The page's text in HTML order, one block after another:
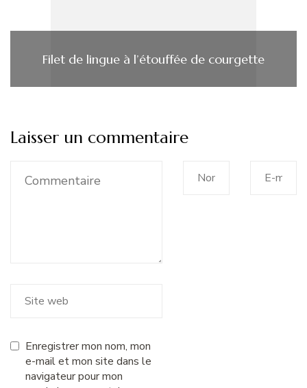
Filet de lingue à l’étouffée de courgette
Laisser un commentaire
Enregistrer mon nom, mon
e-mail et mon site dans le
navigateur pour mon